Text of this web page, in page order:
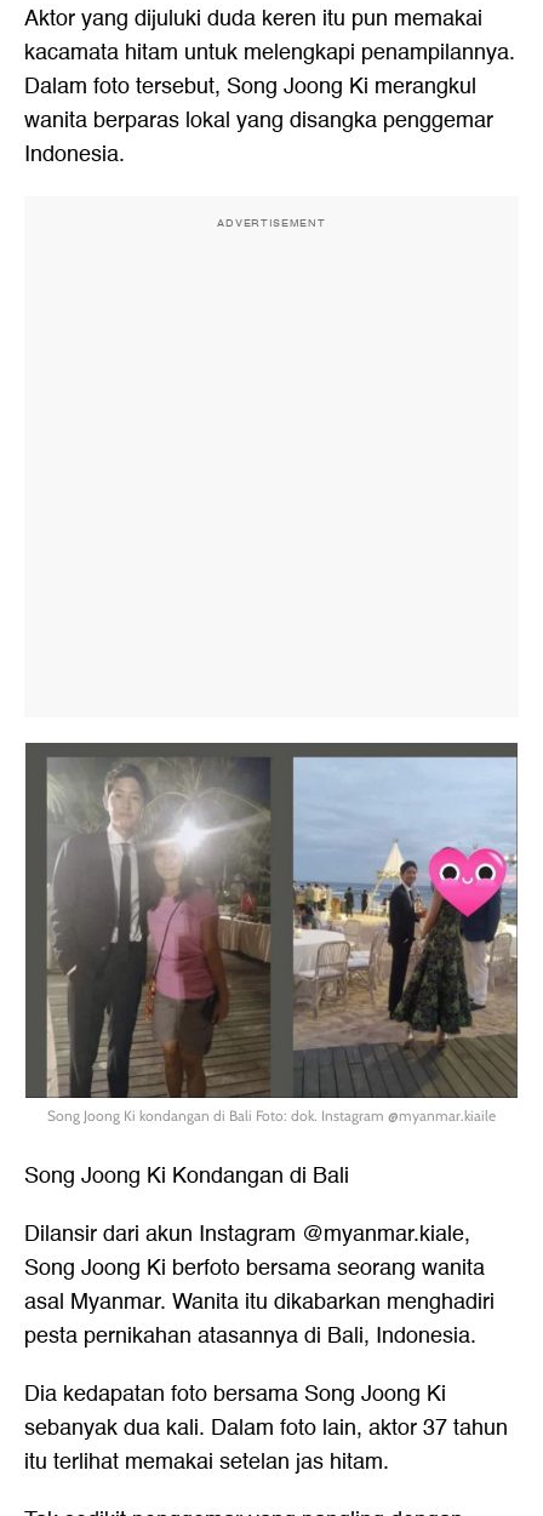
Aktor yang dijuluki duda keren itu pun memakai
kacamata hitam untuk melengkapi penampilannya.
Dalam foto tersebut, Song Joong Ki merangkul
wanita berparas lokal yang disangka penggemar
Indonesia.
ADVERTISEMENT
Song Joong Ki kondangan di Bali Foto: dok. Instagram @myanmar.kiaile
Song Joong Ki Kondangan di Bali
Dilansir dari akun Instagram @myanmar.kiale,
Song Joong Ki berfoto bersama seorang wanita
asal Myanmar. Wanita itu dikabarkan menghadiri
pesta pernikahan atasannya di Bali, Indonesia.
Dia kedapatan foto bersama Song Joong Ki
sebanyak dua kali. Dalam foto lain, aktor 37 tahun
itu terlihat memakai setelan jas hitam.